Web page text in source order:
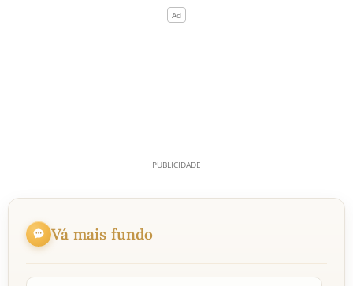
Vá mais fundo